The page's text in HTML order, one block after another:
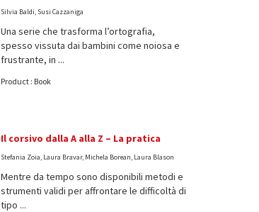
Silvia Baldi, Susi Cazzaniga
Una serie che trasforma l’ortografia,
spesso vissuta dai bambini come noiosa e
frustrante, in ...
Product : Book
Il corsivo dalla A alla Z – La pratica
Stefania Zoia, Laura Bravar, Michela Borean, Laura Blason
Mentre da tempo sono disponibili metodi e
strumenti validi per affrontare le difficoltà di
tipo ...